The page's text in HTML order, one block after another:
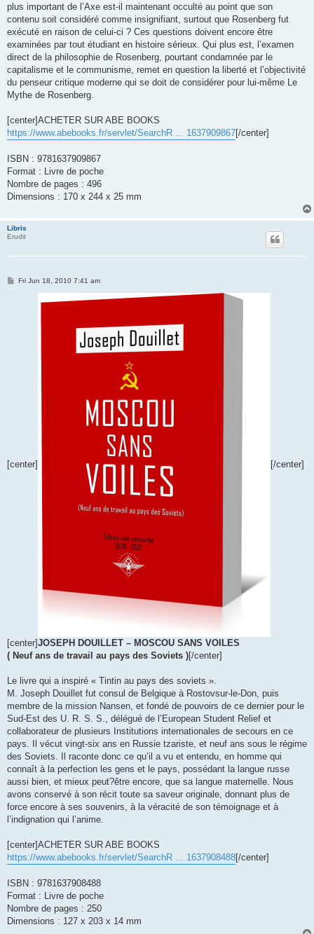
plus important de l’Axe est-il maintenant occulté au point que son
contenu soit considéré comme insignifiant, surtout que Rosenberg fut
exécuté en raison de celui-ci ? Ces questions doivent encore être
examinées par tout étudiant en histoire sérieux. Qui plus est, l’examen
direct de la philosophie de Rosenberg, pourtant condamnée par le
capitalisme et le communisme, remet en question la liberté et l’objectivité
du penseur critique moderne qui se doit de considérer pour lui-même Le
Mythe de Rosenberg.
[center]ACHETER SUR ABE BOOKS
https://www.abebooks.fr/servlet/SearchR ... 1637909867[/center]
ISBN : 9781637909867
Format : Livre de poche
Nombre de pages : 496
Dimensions : 170 x 244 x 25 mm
Libris
Erudit
PFri Jun 18, 2010 7:41 am
[center] [/center]
[center]JOSEPH DOUILLET – MOSCOU SANS VOILES
( Neuf ans de travail au pays des Soviets )[/center]
Le livre qui a inspiré « Tintin au pays des soviets ».
M. Joseph Douillet fut consul de Belgique à Rostovsur-le-Don, puis
membre de la mission Nansen, et fondé de pouvoirs de ce dernier pour le
Sud-Est des U. R. S. S., délégué de l’European Student Relief et
collaborateur de plusieurs Institutions internationales de secours en ce
pays. Il vécut vingt-six ans en Russie tzariste, et neuf ans sous le régime
des Soviets. Il raconte donc ce qu’il a vu et entendu, en homme qui
connaît à la perfection les gens et le pays, possédant la langue russe
aussi bien, et mieux peut?être encore, que sa langue maternelle. Nous
avons conservé à son récit toute sa saveur originale, donnant plus de
force encore à ses souvenirs, à la véracité de son témoignage et à
l’indignation qui l’anime.
[center]ACHETER SUR ABE BOOKS
https://www.abebooks.fr/servlet/SearchR ... 1637908488[/center]
ISBN : 9781637908488
Format : Livre de poche
Nombre de pages : 250
Dimensions : 127 x 203 x 14 mm